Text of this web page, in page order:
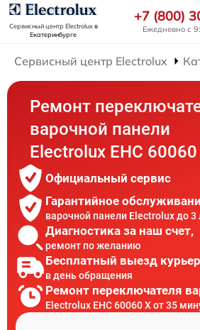
Сервисный центр Electroluxв
Екатеринбурге
+7 (800)
Ежедневно с
Сервисный центр Electrolux
Ремонт
варочной панели
Electrolux EHC 60060
Официальный сервис
Гарантийное
варочной панели Electrolux до 3
Диагностика за наш счет,
ремонт по желанию
Бесплатный выезд
в день обращения
Ремонт переключателя
Electrolux EHC 60060 X от 35